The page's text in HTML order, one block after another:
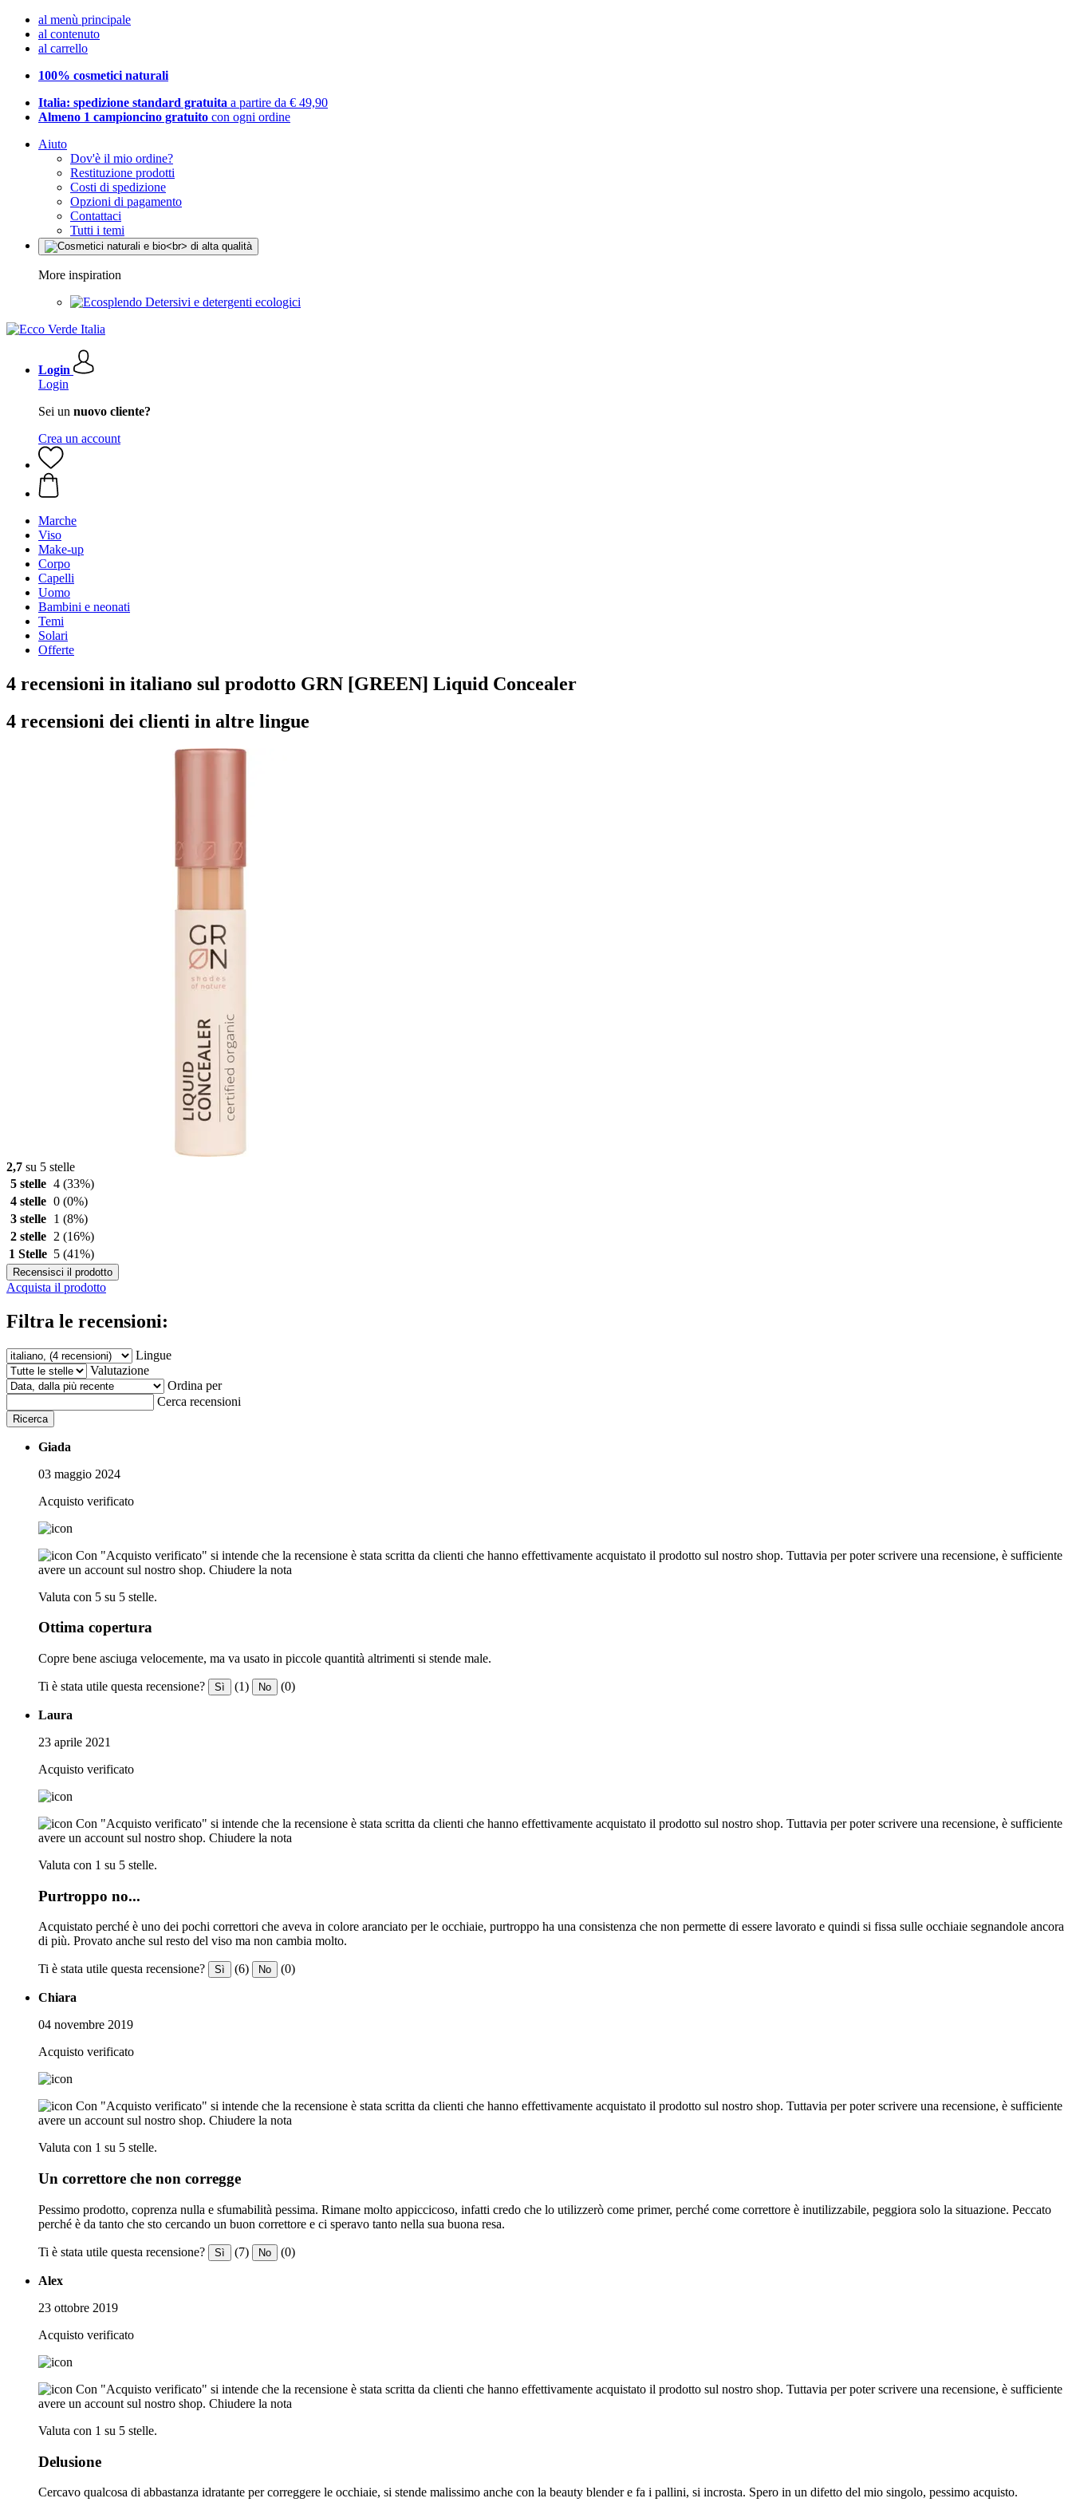
al menù principale
al contenuto
al carrello
100% cosmetici naturali
Italia: spedizione standard gratuita a partire da € 49,90
Almeno 1 campioncino gratuito con ogni ordine
Aiuto
Dov'è il mio ordine?
Restituzione prodotti
Costi di spedizione
Opzioni di pagamento
Contattaci
Tutti i temi
More inspiration
Detersivi e detergenti ecologici
Login
Login
Sei un nuovo cliente?
Crea un account
Marche
Viso
Make-up
Corpo
Capelli
Uomo
Bambini e neonati
Temi
Solari
Offerte
4 recensioni in italiano sul prodotto GRN [GREEN] Liquid Concealer
4 recensioni dei clienti in altre lingue
2,7 su 5 stelle
5 stelle 4 (33%)
4 stelle 0 (0%)
3 stelle
1 (8%)
2 stelle
2 (16%)
1 Stelle 5 (41%)
Recensisci il prodotto
Acquista il prodotto
Filtra le recensioni:
Lingue
Valutazione
Ordina per
Cerca recensioni
Ricerca
Giada
03 maggio 2024
Acquisto verificato
Con "Acquisto verificato" si intende che la recensione è stata scritta da clienti che hanno effettivamente acquistato il prodotto sul nostro shop. Tuttavia per poter scrivere una recensione, è sufficiente
avere un account sul nostro shop. Chiudere la nota
Valuta con 5 su 5 stelle.
Ottima copertura
Copre bene asciuga velocemente, ma va usato in piccole quantità altrimenti si stende male.
Ti è stata utile questa recensione? Sì (1) No (0)
Laura
23 aprile 2021
Acquisto verificato
Con "Acquisto verificato" si intende che la recensione è stata scritta da clienti che hanno effettivamente acquistato il prodotto sul nostro shop. Tuttavia per poter scrivere una recensione, è sufficiente
avere un account sul nostro shop. Chiudere la nota
Valuta con 1 su 5 stelle.
Purtroppo no...
Acquistato perché è uno dei pochi correttori che aveva in colore aranciato per le occhiaie, purtroppo ha una consistenza che non permette di essere lavorato e quindi si fissa sulle occhiaie segnandole ancora
di più. Provato anche sul resto del viso ma non cambia molto.
Ti è stata utile questa recensione? Sì (6) No (0)
Chiara
04 novembre 2019
Acquisto verificato
Con "Acquisto verificato" si intende che la recensione è stata scritta da clienti che hanno effettivamente acquistato il prodotto sul nostro shop. Tuttavia per poter scrivere una recensione, è sufficiente
avere un account sul nostro shop. Chiudere la nota
Valuta con 1 su 5 stelle.
Un correttore che non corregge
Pessimo prodotto, coprenza nulla e sfumabilità pessima. Rimane molto appiccicoso, infatti credo che lo utilizzerò come primer, perché come correttore è inutilizzabile, peggiora solo la situazione. Peccato
perché è da tanto che sto cercando un buon correttore e ci speravo tanto nella sua buona resa.
Ti è stata utile questa recensione? Sì (7) No (0)
Alex
23 ottobre 2019
Acquisto verificato
Con "Acquisto verificato" si intende che la recensione è stata scritta da clienti che hanno effettivamente acquistato il prodotto sul nostro shop. Tuttavia per poter scrivere una recensione, è sufficiente
avere un account sul nostro shop. Chiudere la nota
Valuta con 1 su 5 stelle.
Delusione
Cercavo qualcosa di abbastanza idratante per correggere le occhiaie, si stende malissimo anche con la beauty blender e fa i pallini, si incrosta. Spero in un difetto del mio singolo, pessimo acquisto.